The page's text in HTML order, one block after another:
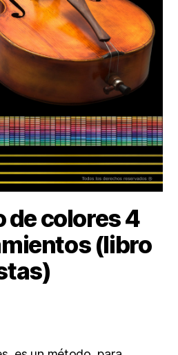
de colores 4
(libro